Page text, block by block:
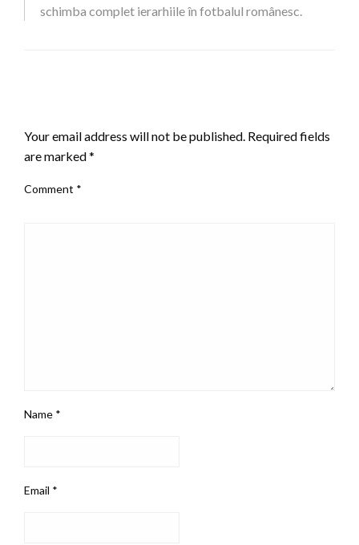
schimba complet ierarhiile în fotbalul românesc.
Your email address will not be published. Required fields
are marked*
Comment *
Name *
Email *